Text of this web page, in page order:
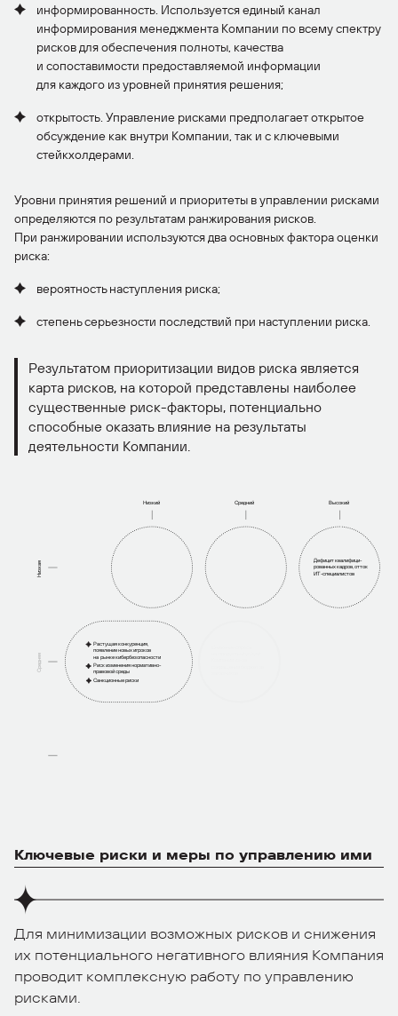
информированность. Используется единый канал
информирования менеджмента Компании по всему спектру
рисков для обеспечения полноты, качества
и сопоставимости предоставляемой информации
для каждого из уровней принятия решения;
открытость. Управление рисками предполагает открытое
обсуждение как внутри Компании, так и с ключевыми
стейкхолдерами.
Уровни принятия решений и приоритеты в управлении рисками
определяются по результатам ранжирования рисков.
При ранжировании используются два основных фактора оценки
риска:
вероятность наступления риска;
степень серьезности последствий при наступлении риска.
Результатом приоритизации видов риска является
карта рисков, на которой представлены наиболее
существенные риск-факторы, потенциально
способные оказать влияние на результаты
деятельности Компании.
Низкая
Низкий Средний Высокий
Дефицит квалифици-
рованных кадров, отток
ИТ-специалистов
Средняя
Растущая конкуренция,
появление новых игроков
на рынке кибербезопасности
Риск изменения нормативно-
правовой среды
Санкционные риски
Ключевые риски и меры по управлению ими
Для минимизации возможных рисков и снижения
их потенциального негативного влияния Компания
проводит комплексную работу по управлению
рисками.